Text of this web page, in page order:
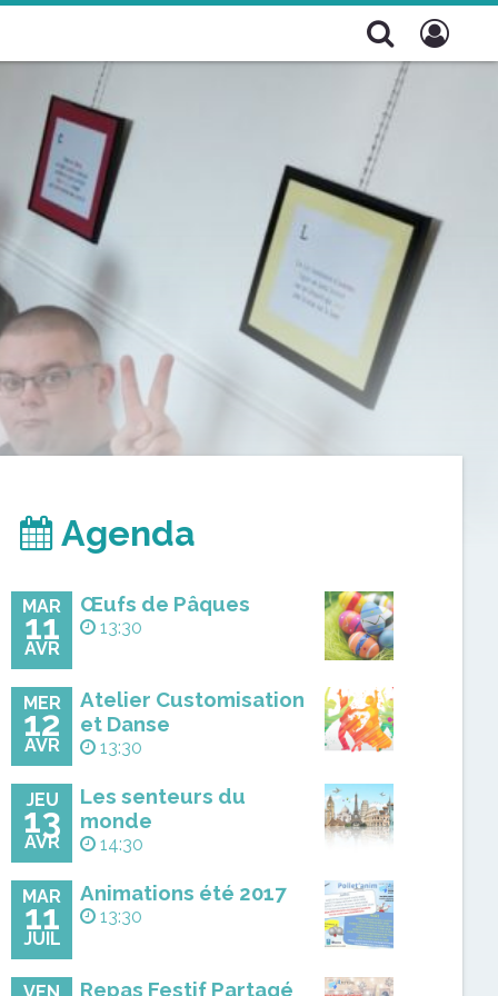
Agenda
MAR
11
AVR
Œufs de Pâques
13:30
MER
12
AVR
Atelier Customisation
et Danse
13:30
JEU
13
AVR
Les senteurs du
monde
14:30
MAR
11
JUIL
Animations été 2017
13:30
Repas Festif Partagé